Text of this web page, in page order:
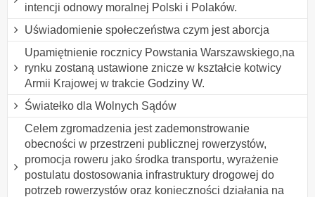
intencji odnowy moralnej Polski i Polaków.
Uświadomienie społeczeństwa czym jest aborcja
Upamiętnienie rocznicy Powstania Warszawskiego,na
rynku zostaną ustawione znicze w kształcie kotwicy
Armii Krajowej w trakcie Godziny W.
Światełko dla Wolnych Sądów
Celem zgromadzenia jest zademonstrowanie
obecności w przestrzeni publicznej rowerzystów,
promocja roweru jako środka transportu, wyrażenie
postulatu dostosowania infrastruktury drogowej do
potrzeb rowerzystów oraz konieczności działania na